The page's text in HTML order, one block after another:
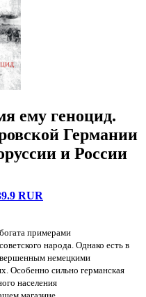
ему геноцид.
Германии
и России
RUR
примерами
народа. Однако есть в
немецкими
Особенно сильно германская
населения